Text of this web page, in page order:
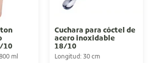
10
ml
Cuchara para cóctel de
acero inoxidable
18/10
Longitud: 30 cm